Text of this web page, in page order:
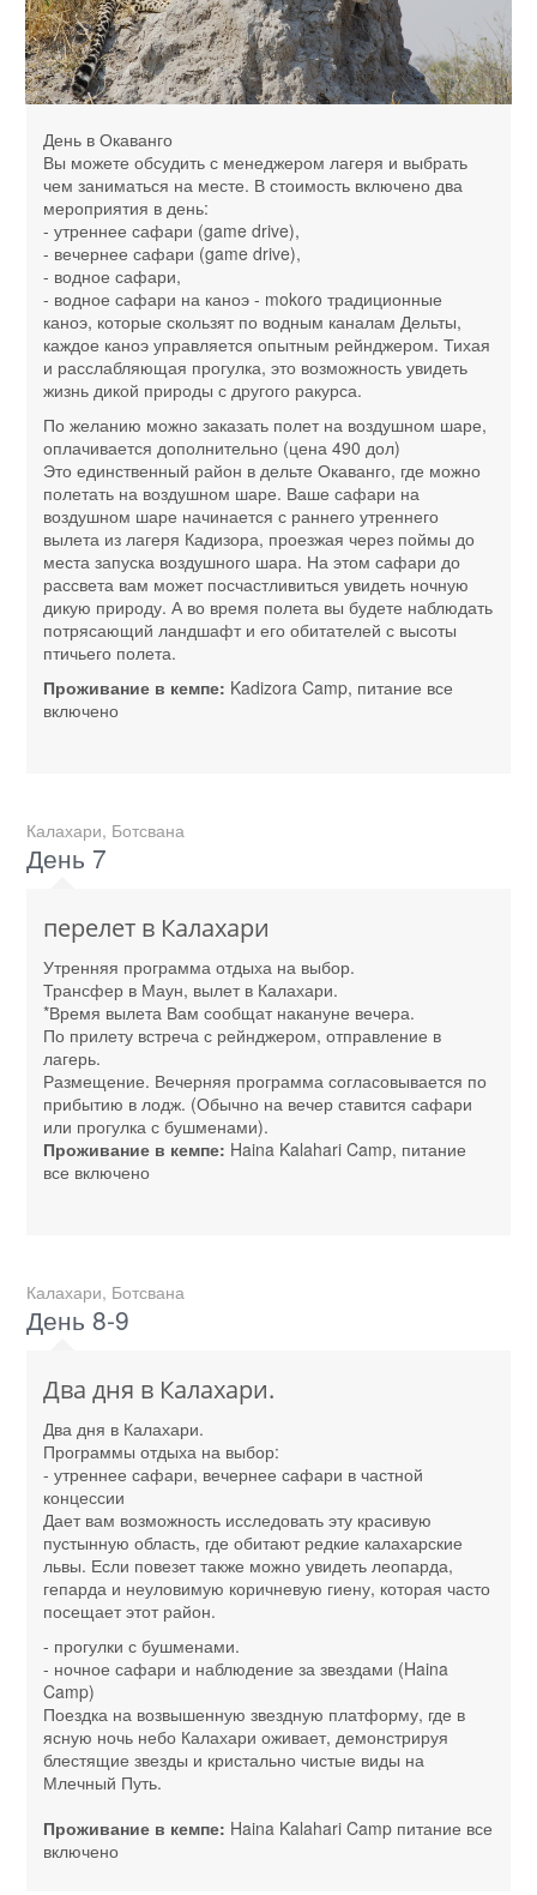
День в Окаванго
Вы можете обсудить с менеджером лагеря и выбрать
чем заниматься на месте. В стоимость включено два
мероприятия в день:
- утреннее сафари (game drive),
- вечернее сафари (game drive),
- водное сафари,
- водное сафари на каноэ - mokoro традиционные
каноэ, которые скользят по водным каналам Дельты,
каждое каноэ управляется опытным рейнджером. Тихая
и расслабляющая прогулка, это возможность увидеть
жизнь дикой природы с другого ракурса.
По желанию можно заказать полет на воздушном шаре,
оплачивается дополнительно (цена 490 дол)
Это единственный район в дельте Окаванго, где можно
полетать на воздушном шаре. Ваше сафари на
воздушном шаре начинается с раннего утреннего
вылета из лагеря Кадизора, проезжая через поймы до
места запуска воздушного шара. На этом сафари до
рассвета вам может посчастливиться увидеть ночную
дикую природу. А во время полета вы будете наблюдать
потрясающий ландшафт и его обитателей с высоты
птичьего полета.
Проживание в кемпе: Kadizora Camp, питание все
включено
Калахари, Ботсвана
День 7
перелет в Калахари
Утренняя программа отдыха на выбор.
Трансфер в Маун, вылет в Калахари.
*Время вылета Вам сообщат накануне вечера.
По прилету встреча с рейнджером, отправление в
лагерь.
Размещение. Вечерняя программа согласовывается по
прибытию в лодж. (Обычно на вечер ставится сафари
или прогулка с бушменами).
Проживание в кемпе: Haina Kalahari Camp, питание
все включено
Калахари, Ботсвана
День 8-9
Два дня в Калахари.
Два дня в Калахари.
Программы отдыха на выбор:
- утреннее сафари, вечернее сафари в частной
концессии
Дает вам возможность исследовать эту красивую
пустынную область, где обитают редкие калахарские
львы. Если повезет также можно увидеть леопарда,
гепарда и неуловимую коричневую гиену, которая часто
посещает этот район.
- прогулки с бушменами.
- ночное сафари и наблюдение за звездами (Haina
Camp)
Поездка на возвышенную звездную платформу, где в
ясную ночь небо Калахари оживает, демонстрируя
блестящие звезды и кристально чистые виды на
Млечный Путь.
Проживание в кемпе: Haina Kalahari Camp питание все
включено